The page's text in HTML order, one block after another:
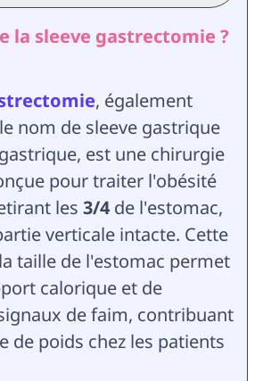
la sleeve gastrectomie ?
, également
nom de sleeve gastrique
est une chirurgie
pour traiter l'obésité
les 3/4de l'estomac,
verticale intacte. Cette
taille de l'estomac permet
calorique et de
de faim, contribuant
de poids chez les patients